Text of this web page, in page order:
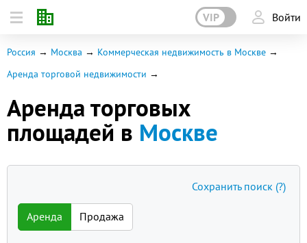
VIP Войти
Россия Москва
Коммерческая недвижимость в Москве
Аренда торговой недвижимости
Аренда торговых
площадей в Москве
Аренда Продажа
Сохранить поиск (?)